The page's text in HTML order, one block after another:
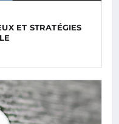
ET STRATÉGIES